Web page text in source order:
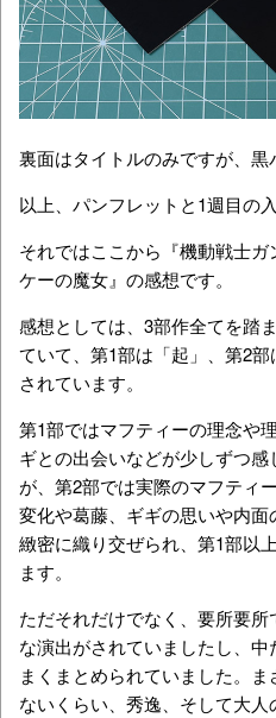
裏面はタイトルのみですが、黒
以上、パンフレットと1週目の
それではここから『機動戦士
ケーの魔女』の感想です。
感想としては、3部作全てを踏
ていて、第1部は「起」、第2
されています。
第1部ではマフティーの理念や
ギとの出会いなどが少しずつ
が、第2部では実際のマフティ
変化や葛藤、ギギの思いや内
緻密に織り交ぜられ、第1部以
ます。
ただそれだけでなく、要所要
な演出がされていましたし、
まくまとめられていました。
ないくらい、秀逸、そして大